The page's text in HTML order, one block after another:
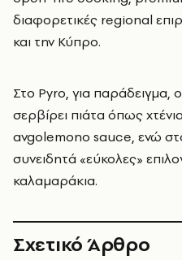
διαφορετικές regional
και την Κύπρο.
Στο Pyro, για παράδειγμα,
σερβίρει πιάτα όπως
avgolemono sauce, ενώ
συνειδητά «εύκολες»
καλαμαράκια.
Σχετικό Άρθρο